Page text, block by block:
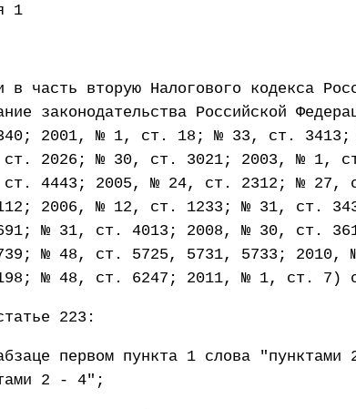
1
в часть вторую Налогового кодекса
законодательства Российской
2001, № 1, ст. 18; № 33, ст. 3413;
2026; № 30, ст. 3021; 2003, № 1,
4443; 2005, № 24, ст. 2312; № 27,
2006, № 12, ст. 1233; № 31, ст.
№ 31, ст. 4013; 2008, № 30, ст.
№ 48, ст. 5725, 5731, 5733; 2010,
№ 48, ст. 6247; 2011, № 1, ст. 7)
223:
первом пункта 1 слова "пунктами
2 - 4";